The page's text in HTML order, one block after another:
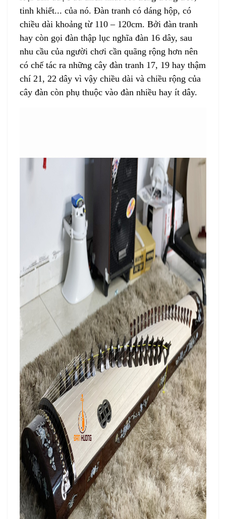
tinh khiết... của nó. Đàn tranh có dáng hộp, có
chiều dài khoảng từ 110 – 120cm. Bởi đàn tranh
hay còn gọi đàn thập lục nghĩa đàn 16 dây, sau
nhu cầu của người chơi cần quãng rộng hơn nên
có chế tác ra những cây đàn tranh 17, 19 hay thậm
chí 21, 22 dây vì vậy chiều dài và chiều rộng của
cây đàn còn phụ thuộc vào đàn nhiều hay ít dây.